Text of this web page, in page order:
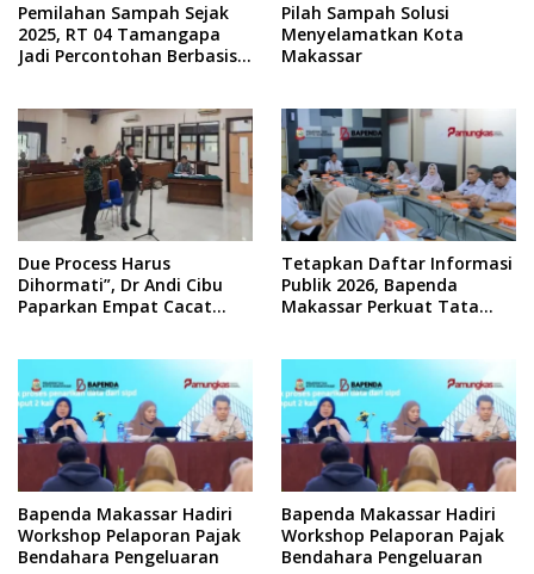
Pemilahan Sampah Sejak
2025, RT 04 Tamangapa
Jadi Percontohan Berbasis
Pilah Sampah Solusi
Menyelamatkan Kota
Makassar
Due Process Harus
Dihormati”, Dr Andi Cibu
Paparkan Empat Cacat
Tetapkan Daftar Informasi
Publik 2026, Bapenda
Makassar Perkuat Tata
Bapenda Makassar Hadiri
Workshop Pelaporan Pajak
Bendahara Pengeluaran
Bapenda Makassar Hadiri
Workshop Pelaporan Pajak
Bendahara Pengeluaran